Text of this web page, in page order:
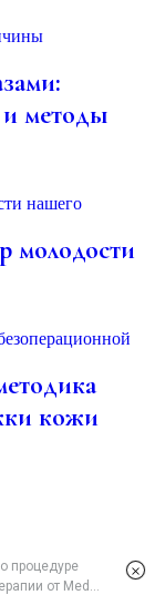
методы
молодости
кожи
процедуре
от Med...
×